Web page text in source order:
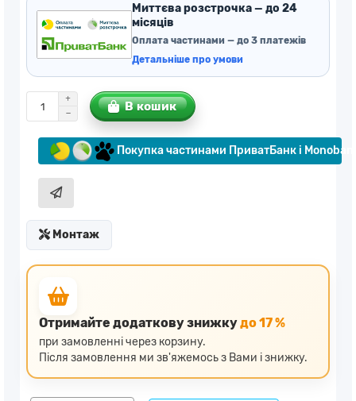
Миттєва розстрочка — до 24
місяців
Оплата частинами — до 3 платежів
Детальніше про умови
В кошик
Покупка частинами ПриватБанк і
Монтаж
Отримайте додаткову знижкудо 17 %
при замовленні через корзину.
Після замовлення ми зв'яжемось з Вами і знижку.